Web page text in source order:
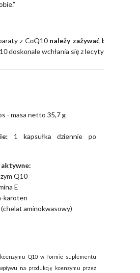
z CoQ10 należy zażywać
doskonale wchłania się z lecytyną sojową.”
- masa netto 35,7 g
1 kapsułka dziennie po
Q10
E
karoten
aminokwasowy)
koenzymu Q10 w formie suplementu
na produkcję koenzymu przez